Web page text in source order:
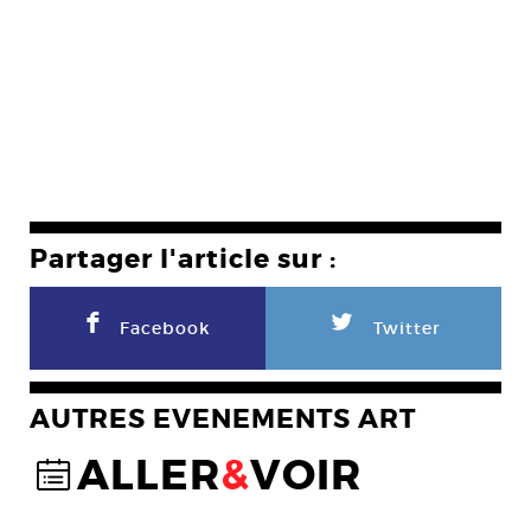
Partager l'article sur :
F Facebook L Twitter
AUTRES EVENEMENTS ART
@ALLER&VOIR